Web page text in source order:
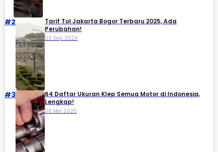
#2
Tarif Tol Jakarta Bogor Terbaru 2025, Ada
Perubahan!
09 Sep 2024
#3
64 Daftar Ukuran Klep Semua Motor di Indonesia,
Lengkap!
08 Mei 2025